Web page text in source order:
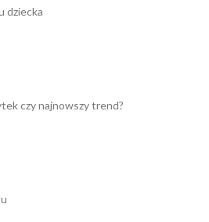
dziecka
czy najnowszy trend?